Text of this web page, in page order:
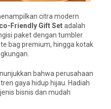
citra modern
Friendly Gift Setadalah
paket dengan tumbler
bag premium, hingga kotak
bahwa perusahaan
gaya hidup hijau. Hadiah
bisnis dan mudah